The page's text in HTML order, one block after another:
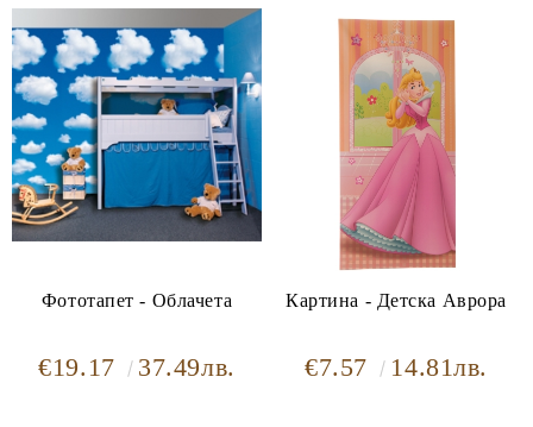
Фототапет - Облачета
€19.17 37.49лв.
Картина - Детска Аврора
€7.57 14.81лв.